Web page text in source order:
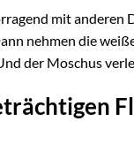
mit
nehmen die
der Moschus